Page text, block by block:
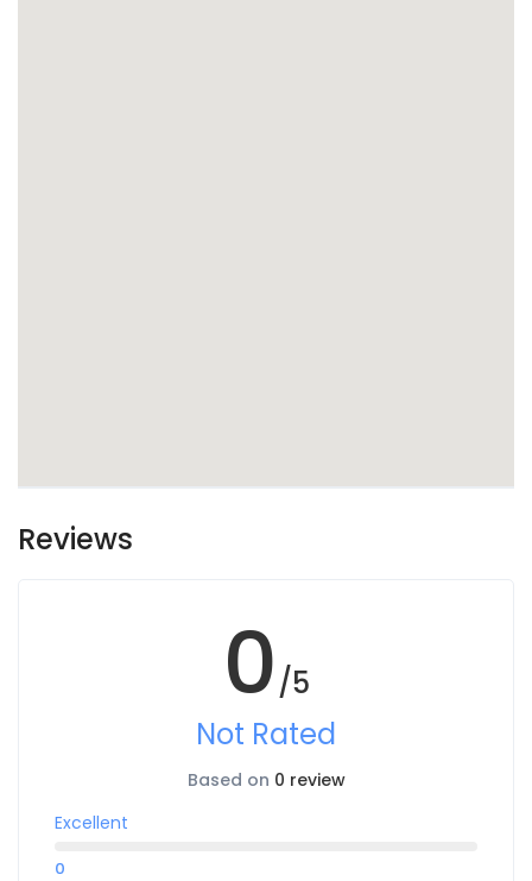
Reviews
0/5
Not Rated
Based on 0 review
Excellent
0